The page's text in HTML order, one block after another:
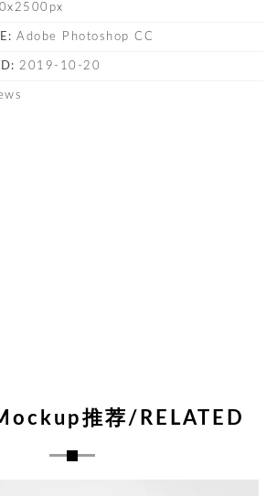
Adobe Photoshop CC
2019-10-20
推荐/RELATED